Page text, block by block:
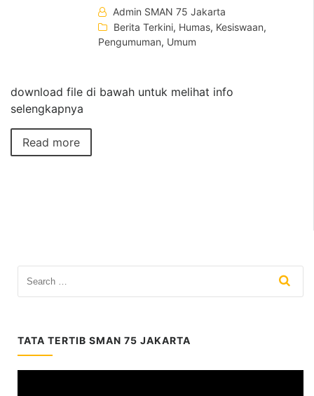
Admin SMAN 75 Jakarta
Berita Terkini, Humas, Kesiswaan,
Pengumuman, Umum
download file di bawah untuk melihat info
selengkapnya
Read more
TATA TERTIB SMAN 75 JAKARTA